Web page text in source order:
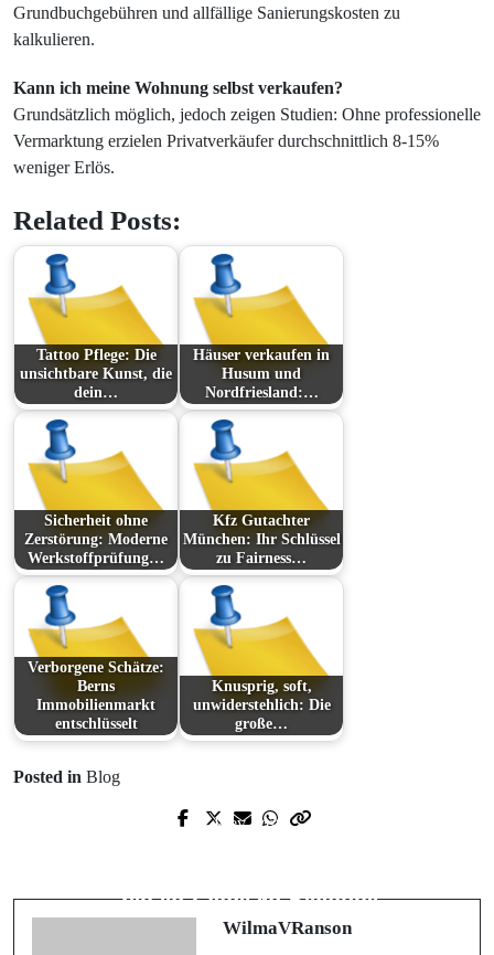
Grundbuchgebühren und allfällige Sanierungskosten zu
kalkulieren.
Kann ich meine Wohnung selbst verkaufen?
Grundsätzlich möglich, jedoch zeigen Studien: Ohne professionelle
Vermarktung erzielen Privatverkäufer durchschnittlich 8-15%
weniger Erlös.
Related Posts:
Tattoo Pflege: Die
unsichtbare Kunst, die
dein…
Häuser verkaufen in
Husum und
Nordfriesland:…
Sicherheit ohne
Zerstörung: Moderne
Werkstoffprüfung…
Kfz Gutachter
München: Ihr Schlüssel
zu Fairness…
Verborgene Schätze:
Berns
Immobilienmarkt
entschlüsselt
Knusprig, soft,
unwiderstehlich: Die
große…
Posted in Blog
Prev Post
Jeu en Ligne en Belgique
WilmaVRanson